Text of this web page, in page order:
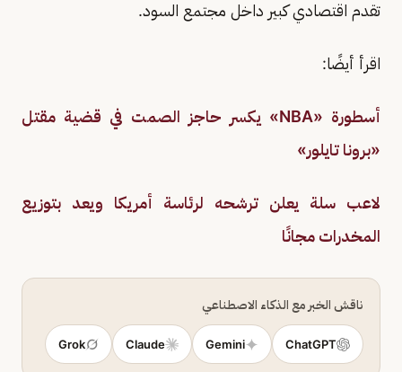
تقدم اقتصادي كبير داخل مجتمع السود.
اقرأ أيضًا:
أسطورة «NBA» يكسر حاجز الصمت في قضية مقتل
«برونا تايلور»
لاعب سلة يعلن ترشحه لرئاسة أمريكا ويعد بتوزيع
المخدرات مجانًا
ناقش الخبر مع الذكاء الاصطناعي
ChatGPT
Gemini
Claude
Grok